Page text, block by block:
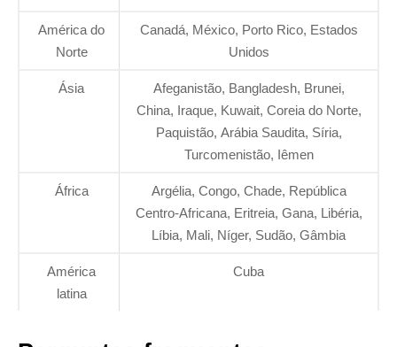
América do
Norte
Canadá, México, Porto Rico, Estados
Unidos
Ásia
Afeganistão, Bangladesh, Brunei,
China, Iraque, Kuwait, Coreia do Norte,
Paquistão, Arábia Saudita, Síria,
Turcomenistão, Iêmen
África
Argélia, Congo, Chade, República
Centro-Africana, Eritreia, Gana, Libéria,
Líbia, Mali, Níger, Sudão, Gâmbia
América
latina
Cuba